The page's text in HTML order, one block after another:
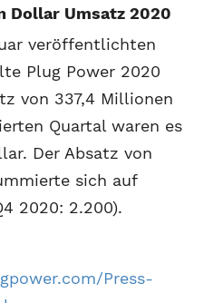
Dollar Umsatz 2020
veröffentlichten
Plug Power 2020
von 337,4 Millionen
Quartal waren es
Der Absatz von
sich auf
2020: 2.200).
Press-